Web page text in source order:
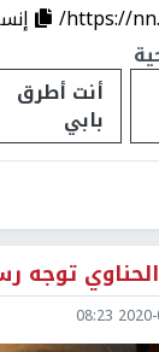
https://
​أنت أطرق
بابي
الحناوي
2020-